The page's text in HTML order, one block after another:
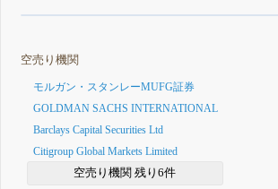
登録すると永久30%OFFと米株版の先
空売り機関
モルガン・スタンレーMUFG証券
GOLDMAN SACHS INTERNATIONAL
Barclays Capital Securities Ltd
Citigroup Global Markets Limited
空売り機関 残り6件